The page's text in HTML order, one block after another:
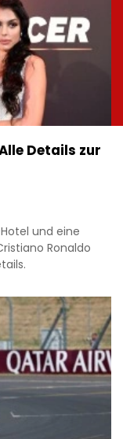
Details zur
und eine
Ronaldo